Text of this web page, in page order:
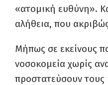
«ατομική ευθύνη».
αλήθεια, που
Μήπως σε εκείνους
νοσοκομεία χωρίς
προστατεύσουν τους